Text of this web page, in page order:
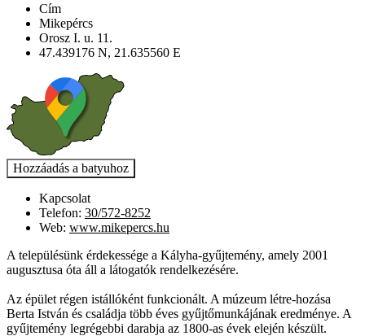
Cím
Mikepércs
Orosz I. u. 11.
47.439176 N, 21.635560 E
Kapcsolat
Telefon: 30/572-8252
Web: www.mikepercs.hu
A településünk érdekessége a Kályha-gyűjtemény, amely 2001
augusztusa óta áll a látogatók rendelkezésére.
Az épület régen istállóként funkcionált. A múzeum létre-hozása
Berta István és családja több éves gyűjtőmunkájának eredménye. A
gyűjtemény legrégebbi darabja az 1800-as évek elején készült.